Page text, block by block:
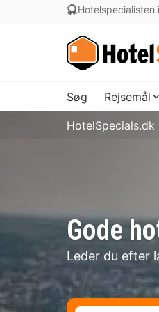
Hotelspecialisten
Søg Rejsemål
Gode
Leder du efter
HotelSpecials.dk